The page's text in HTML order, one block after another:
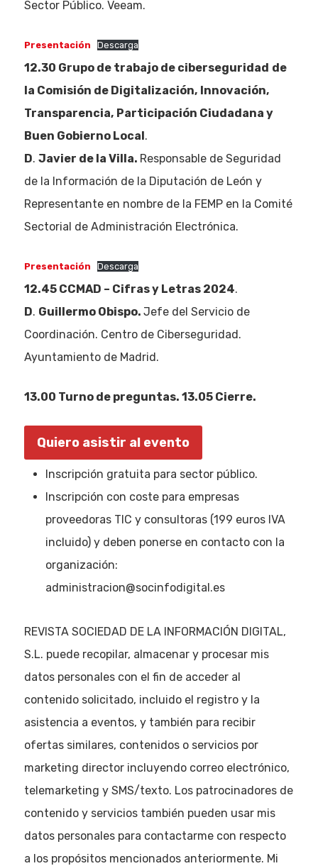
Sector Público. Veeam.
Presentación Descarga
12.30 Grupo de trabajo de ciberseguridad de
la Comisión de Digitalización, Innovación,
Transparencia, Participación Ciudadana y
Buen Gobierno Local.
D. Javier de la Villa. Responsable de Seguridad
de la Información de la Diputación de León y
Representante en nombre de la FEMP en la Comité
Sectorial de Administración Electrónica.
Presentación Descarga
12.45 CCMAD – Cifras y Letras 2024.
D. Guillermo Obispo. Jefe del Servicio de
Coordinación. Centro de Ciberseguridad.
Ayuntamiento de Madrid.
13.00 Turno de preguntas. 13.05 Cierre.
Quiero asistir al evento
Inscripción gratuita para sector público.
Inscripción con coste para empresas
proveedoras TIC y consultoras (199 euros IVA
incluido) y deben ponerse en contacto con la
organización:
administracion@socinfodigital.es
REVISTA SOCIEDAD DE LA INFORMACIÓN DIGITAL,
S.L. puede recopilar, almacenar y procesar mis
datos personales con el fin de acceder al
contenido solicitado, incluido el registro y la
asistencia a eventos, y también para recibir
ofertas similares, contenidos o servicios por
marketing director incluyendo correo electrónico,
telemarketing y SMS/texto. Los patrocinadores de
contenido y servicios también pueden usar mis
datos personales para contactarme con respecto
a los propósitos mencionados anteriormente. Mi
Eventos
Empresas
Noticias
Quiénes